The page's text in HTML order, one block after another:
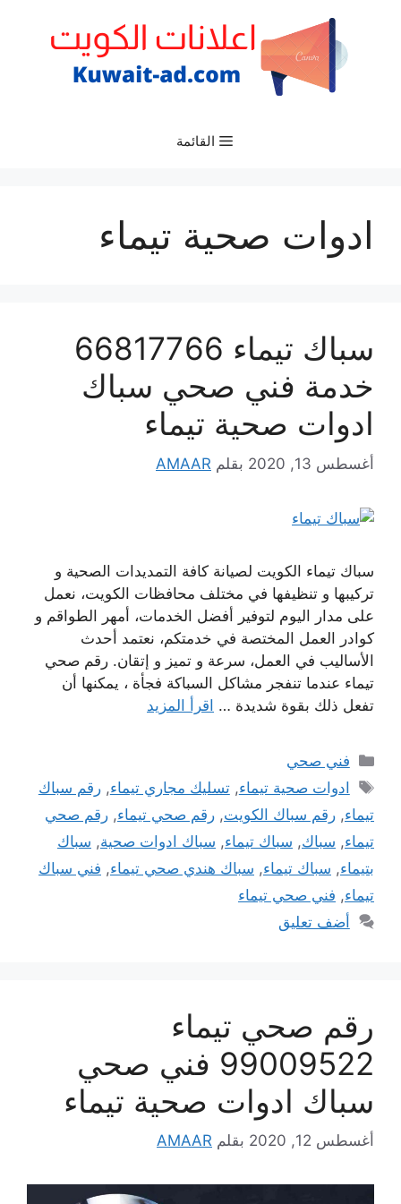
القائمة
ادوات صحية تيماء
سباك تيماء 66817766
خدمة فني صحي سباك
ادوات صحية تيماء
أغسطس 13, 2020 بقلم AMAAR
سباك تيماء الكويت لصيانة كافة التمديدات الصحية و
تركيبها و تنظيفها في مختلف محافظات الكويت، نعمل
على مدار اليوم لتوفير أفضل الخدمات، أمهر الطواقم و
كوادر العمل المختصة في خدمتكم، نعتمد أحدث
الأساليب في العمل، سرعة و تميز و إتقان. رقم صحي
تيماء عندما تنفجر مشاكل السباكة فجأة ، يمكنها أن
تفعل ذلك بقوة شديدة … اقرأ المزيد
التصنيفات
فني صحي
الوسوم
ادوات صحية تيماء,تسليك مجاري تيماء,رقم سباك
تيماء, رقم سباك الكويت, رقم صحي تيماء, رقم صحي
تيماء, سباك, سباك تيماء, سباك ادوات صحية, سباك
بتيماء, سباك تيماء, سباك هندي صحي تيماء, فني سباك
تيماء, فني صحي تيماء
أضف تعليق
رقم صحي تيماء
99009522 فني صحي
سباك ادوات صحية تيماء
أغسطس 12, 2020 بقلم AMAAR